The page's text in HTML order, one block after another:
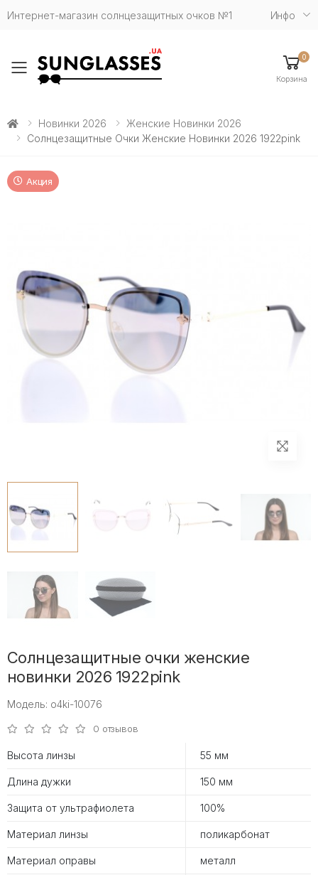
Интернет-магазин солнцезащитных очков №1 Инфо
Toggle mobile menu
0
Корзина
Новинки 2026
Женские Новинки 2026
Солнцезащитные Очки Женские Новинки 2026 1922pink
Акция
Солнцезащитные очки женские
новинки 2026 1922pink
Модель: o4ki-10076
0 отзывов
Высота линзы 55 мм
Длина дужки 150 мм
Защита от ультрафиолета 100%
Материал линзы поликарбонат
Материал оправы металл